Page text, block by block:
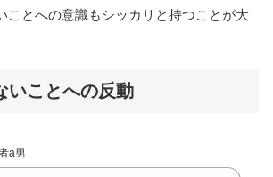
ことへの意識もシッカリと持つことが大
いことへの反動
a男